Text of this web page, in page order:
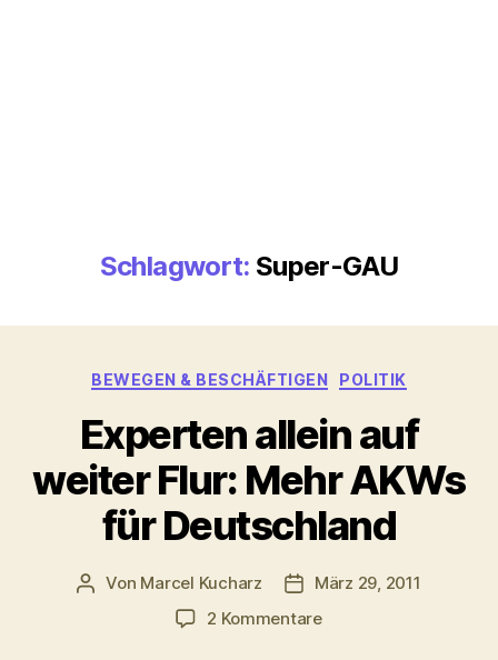
Schlagwort: Super-GAU
Kategorien
BEWEGEN & BESCHÄFTIGEN POLITIK
Experten allein auf
weiter Flur: Mehr AKWs
für Deutschland
Beitragsautor
Von Marcel Kucharz Veröffentlichungsdatum
März 29, 2011
2 Kommentarezu